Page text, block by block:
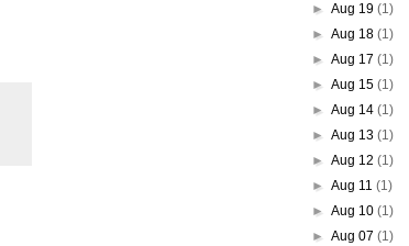
►Aug 19(1)
►Aug 18(1)
►Aug 17(1)
►Aug 15(1)
►Aug 14(1)
►Aug 13(1)
►Aug 12(1)
►Aug 11(1)
►Aug 10(1)
►Aug 07(1)